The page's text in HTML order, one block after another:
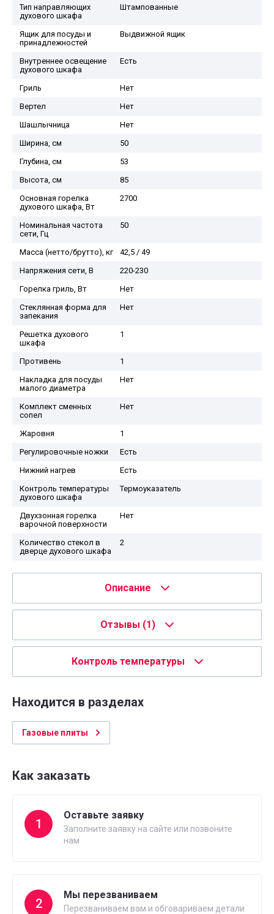
Тип направляющих
духового шкафа
Штампованные
Ящик для посуды и
принадлежностей
Выдвижной ящик
Внутреннее освещение
духового шкафа
Есть
Гриль
Нет
Вертел
Нет
Шашлычница
Нет
Ширина, см
50
Глубина, см
53
Высота, см
85
Основная горелка
духового шкафа, Вт
2700
Номинальная частота
сети, Гц
50
Масса (нетто/брутто), кг
42,5 / 49
Напряжения сети, В
220-230
Горелка гриль, Вт
Нет
Стеклянная форма для
запекания
Нет
Решетка духового
шкафа
1
Противень
1
Накладка для посуды
малого диаметра
Нет
Комплект сменных
сопел
Нет
Жаровня
1
Регулировочные ножки
Есть
Нижний нагрев
Есть
Контроль температуры
духового шкафа
Термоуказатель
Двухзонная горелка
варочной поверхности
Нет
Количество стекол в
дверце духового шкафа
2
Описание
Отзывы (1)
Контроль температуры
Находится в разделах
Газовые плиты
Как заказать
1
Оставьте заявку
Заполните заявку на сайте или позвоните
нам
2
Мы перезваниваем
Перезваниваем вам и обговариваем детали